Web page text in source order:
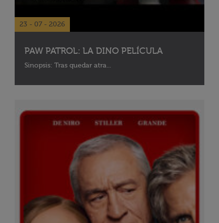
23 - 07 - 2026
PAW PATROL: LA DINO PELÍCULA
Sinopsis: Tras quedar atra...